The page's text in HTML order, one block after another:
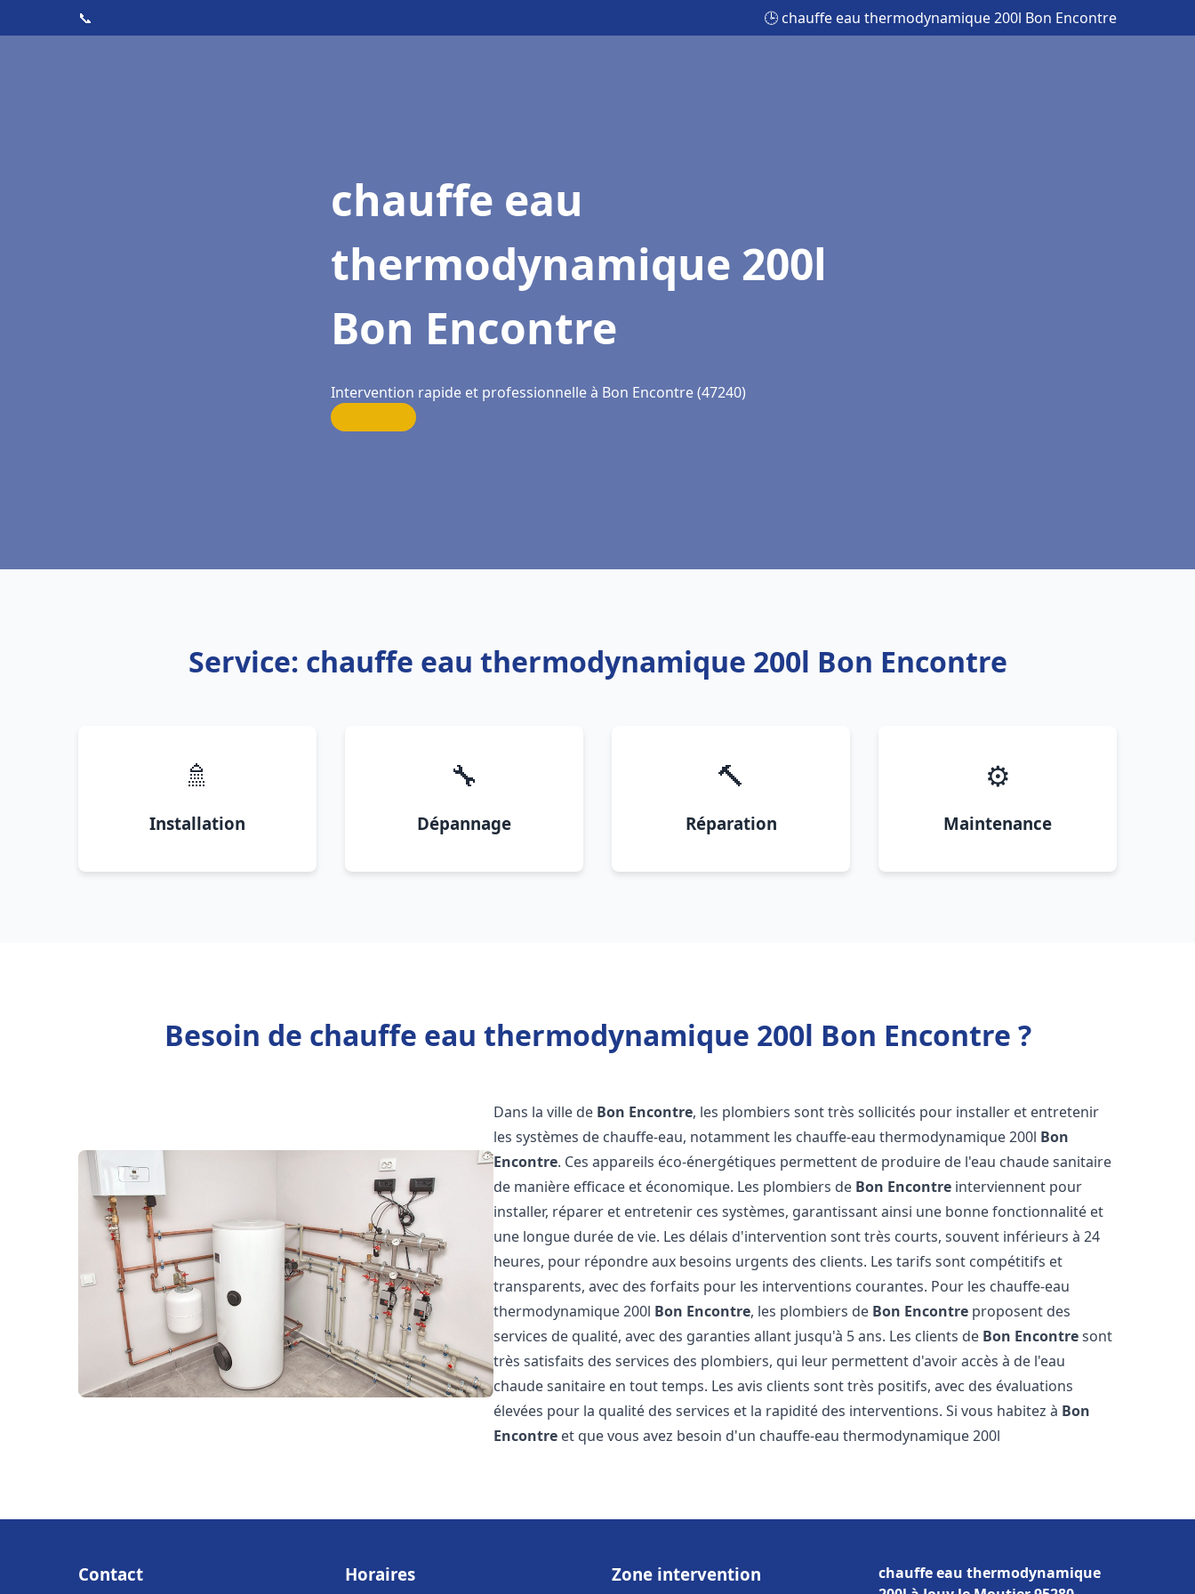
📞 🕒 chauffe eau thermodynamique 200l Bon Encontre
chauffe eau
thermodynamique 200l
Bon Encontre
Intervention rapide et professionnelle à Bon Encontre (47240)
Service: chauffe eau thermodynamique 200l Bon Encontre
🚿
Installation
🔧
Dépannage
🔨
Réparation
⚙️
Maintenance
Besoin de chauffe eau thermodynamique 200l Bon Encontre ?
Dans la ville de Bon Encontre, les plombiers sont très sollicités pour installer et entretenir
les systèmes de chauffe-eau, notamment les chauffe-eau thermodynamique 200l Bon
Encontre. Ces appareils éco-énergétiques permettent de produire de l'eau chaude sanitaire
de manière efficace et économique. Les plombiers de Bon Encontre interviennent pour
installer, réparer et entretenir ces systèmes, garantissant ainsi une bonne fonctionnalité et
une longue durée de vie. Les délais d'intervention sont très courts, souvent inférieurs à 24
heures, pour répondre aux besoins urgents des clients. Les tarifs sont compétitifs et
transparents, avec des forfaits pour les interventions courantes. Pour les chauffe-eau
thermodynamique 200l Bon Encontre, les plombiers de Bon Encontre proposent des
services de qualité, avec des garanties allant jusqu'à 5 ans. Les clients de Bon Encontresont
très satisfaits des services des plombiers, qui leur permettent d'avoir accès à de l'eau
chaude sanitaire en tout temps. Les avis clients sont très positifs, avec des évaluations
élevées pour la qualité des services et la rapidité des interventions. Si vous habitez à Bon
Encontre et que vous avez besoin d'un chauffe-eau thermodynamique 200l
Contact Horaires Zone intervention
chauffe eau thermodynamique